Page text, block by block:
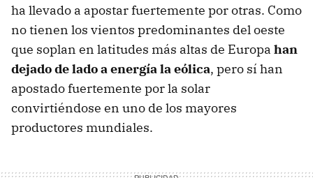
ha llevado a apostar fuertemente por otras. Como
no tienen los vientos predominantes del oeste
que soplan en latitudes más altas de Europa han
dejado de lado a energía la eólica, pero sí han
apostado fuertemente por la solar
convirtiéndose en uno de los mayores
productores mundiales.